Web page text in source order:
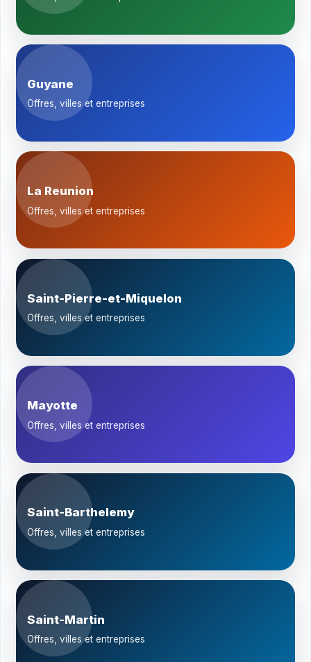
Guyane
Offres, villes et entreprises
La Reunion
Offres, villes et entreprises
Saint-Pierre-et-Miquelon
Offres, villes et entreprises
Mayotte
Offres, villes et entreprises
Saint-Barthelemy
Offres, villes et entreprises
Saint-Martin
Offres, villes et entreprises